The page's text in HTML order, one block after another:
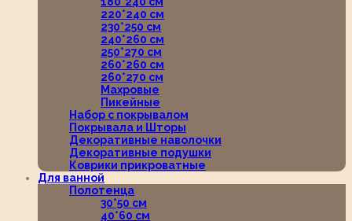
220*240 см
230*250 см
240*260 см
250*270 см
260*260 см
260*270 см
Махровые
Пикейные
Набор с покрывалом
Покрывала и Шторы
Декоративные наволочки
Декоративные подушки
Коврики прикроватные
Для ванной
Полотенца
30*50 см
40*60 см